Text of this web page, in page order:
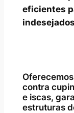
eficientes
contra
e iscas,
estruturas